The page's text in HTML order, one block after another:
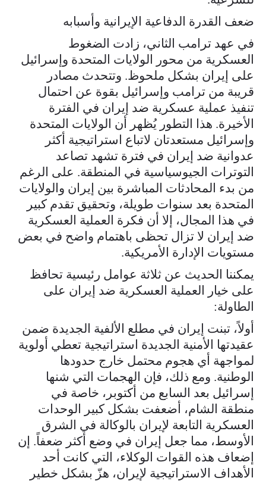
ضعف القدرة الدفاعية الإيرانية وأسبابه
في عهد ترامب الثاني، زادت الضغوط
العسكرية من محور الولايات المتحدة وإسرائيل
على إيران بشكل ملحوظ. وتتحدث مصادر
قريبة من ترامب وإسرائيل بقوة عن احتمال
تنفيذ عملية عسكرية ضد إيران في الفترة
الأخيرة. هذا التطور يُظهر أن الولايات المتحدة
وإسرائيل مستعدتان لاتباع استراتيجية أكثر
عدوانية ضد إيران في فترة تشهد تصاعد
التوترات الجيوسياسية في المنطقة. على الرغم
من بدء المحادثات المباشرة بين إيران والولايات
المتحدة بعد سنوات طويلة، وتحقيق تقدم كبير
في هذا المجال، إلا أن فكرة العملية العسكرية
ضد إيران لا تزال تحظى باهتمام واضح في بعض
مستويات الإدارة الأمريكية.
يمكننا الحديث عن ثلاثة عوامل رئيسية تحافظ
على خيار العملية العسكرية ضد إيران على
الطاولة:
أولاً، تبنت إيران في مطلع الألفية الجديدة ضمن
عقيدتها الأمنية الجديدة استراتيجية تعطي أولوية
لمواجهة أي هجوم محتمل خارج حدودها
الوطنية. ومع ذلك، فإن الهجمات التي شنها
إسرائيل بعد السابع من أكتوبر، خاصة في
منطقة الشام، أضعفت بشكل كبير الوحدات
العسكرية التابعة لإيران بالوكالة في الشرق
الأوسط، مما جعل إيران في وضع أكثر ضعفاً. إن
إضعاف هذه القوات الوكلاء، التي كانت أحد
الأهداف الاستراتيجية لإيران، هزّ بشكل خطير